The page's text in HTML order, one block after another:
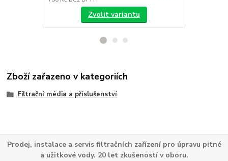
Zvolit variantu
Zboží zařazeno v kategoriích
Filtrační média a příslušenství
Prodej, instalace a servis filtračních zařízení pro úpravu pitné
a užitkové vody. 20 let zkušeností v oboru.